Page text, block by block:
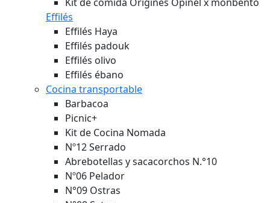
Effilés
Effilés Haya
Effilés padouk
Effilés olivo
Effilés ébano
Cocina transportable
Barbacoa
Picnic+
Kit de Cocina Nomada
Nº12 Serrado
Abrebotellas y sacacorchos N.°10
Nº06 Pelador
N°09 Ostras